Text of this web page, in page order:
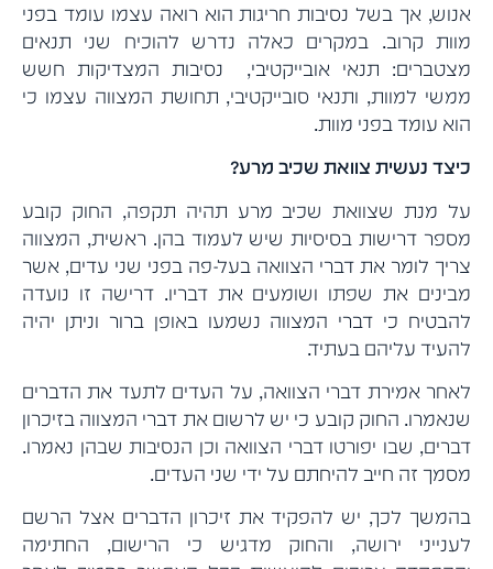
אנוש, אך בשל נסיבות חריגות הוא רואה עצמו עומד בפני
מוות קרוב. במקרים כאלה נדרש להוכיח שני תנאים
מצטברים: תנאי אובייקטיבי, נסיבות המצדיקות חשש
ממשי למוות, ותנאי סובייקטיבי, תחושת המצווה עצמו כי
הוא עומד בפני מוות.
כיצד נעשית צוואת שכיב מרע?
על מנת שצוואת שכיב מרע תהיה תקפה, החוק קובע
מספר דרישות בסיסיות שיש לעמוד בהן. ראשית, המצווה
צריך לומר את דברי הצוואה בעל-פה בפני שני עדים, אשר
מבינים את שפתו ושומעים את דבריו. דרישה זו נועדה
להבטיח כי דברי המצווה נשמעו באופן ברור וניתן יהיה
להעיד עליהם בעתיד.
לאחר אמירת דברי הצוואה, על העדים לתעד את הדברים
שנאמרו. החוק קובע כי יש לרשום את דברי המצווה בזיכרון
דברים, שבו יפורטו דברי הצוואה וכן הנסיבות שבהן נאמרו.
מסמך זה חייב להיחתם על ידי שני העדים.
בהמשך לכך, יש להפקיד את זיכרון הדברים אצל הרשם
לענייני ירושה, והחוק מדגיש כי הרישום, החתימה